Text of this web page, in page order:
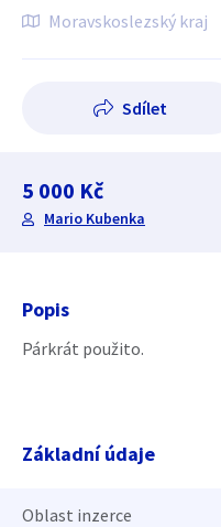
Moravskoslezský kraj
Sdílet
5 000 Kč
Mario Kubenka
Popis
Párkrát použito.
Základní údaje
Oblast inzerce